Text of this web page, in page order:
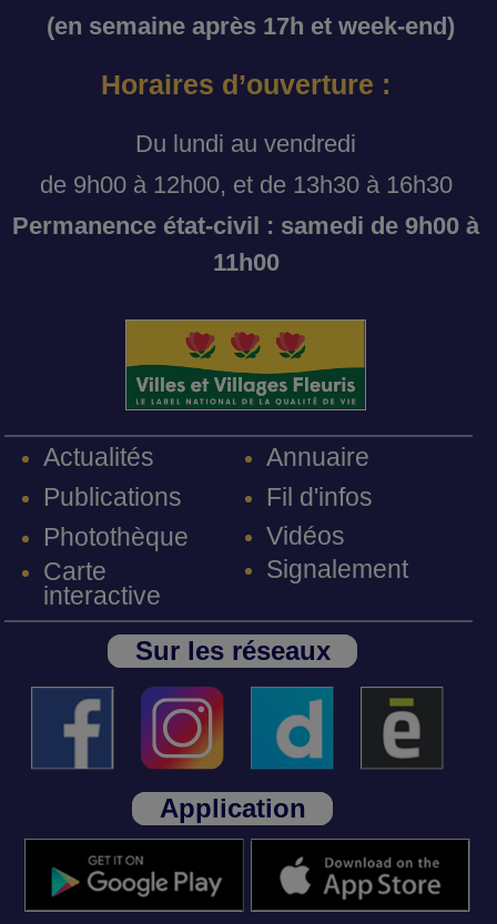
(en semaine après 17h et week-end)
Horaires d’ouverture :
Du lundi au vendredi
de 9h00 à 12h00, et de 13h30 à 16h30
Permanence état-civil : samedi de 9h00 à
11h00
Actualités
Publications
Photothèque
Carte
interactive
Annuaire
Fil d'infos
Vidéos
Signalement
Sur les réseaux
Application